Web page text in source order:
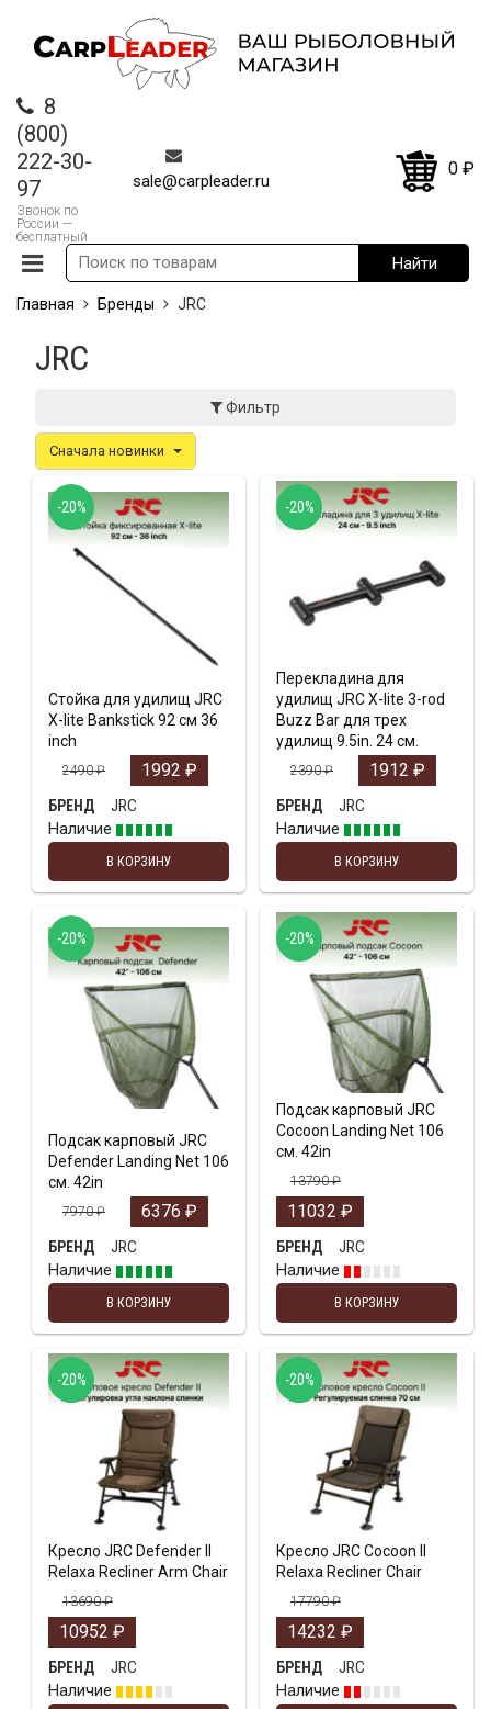
8
(800)
222-30-
97
Звонок по
России —
бесплатный
sale@carpleader.ru
0 ₽
Главная Бренды JRC
JRC
Фильтр
Сначала новинки
Стойка для удилищ JRC
X-lite Bankstick 92 см 36
inch
2490₽ 1992 ₽
БРЕНД
JRC
Наличие
В КОРЗИНУ
-20%
Перекладина для
удилищ JRC X-lite 3-rod
Buzz Bar для трех
удилищ 9.5in. 24 см.
2390₽ 1912 ₽
БРЕНД
JRC
Наличие
В КОРЗИНУ
-20%
Подсак карповый JRC
Defender Landing Net 106
см. 42in
7970₽ 6376 ₽
БРЕНД
JRC
Наличие
В КОРЗИНУ
-20%
Подсак карповый JRC
Cocoon Landing Net 106
см. 42in
13790₽
11032 ₽
БРЕНД
JRC
Наличие
В КОРЗИНУ
-20%
Кресло JRC Defender II
Relaxa Recliner Arm Chair
13690₽
10952 ₽
БРЕНД
JRC
Наличие
-20%
Кресло JRC Cocoon II
Relaxa Recliner Chair
17790₽
14232 ₽
БРЕНД
JRC
Наличие
-20%